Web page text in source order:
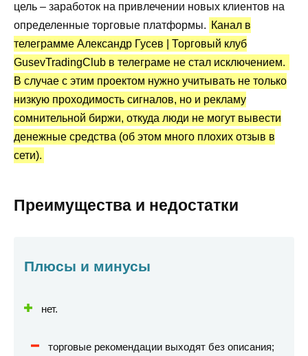
По бесплатным сигналам стоит
торговать?
Стоит ли покупать платный доступ к
сигналам?
Канал Telegram Александр Гусев |
Торговый клуб: статистика и отзывы
Какой можно сделать вывод по обзору?
цель – заработок на привлечении новых клиентов на
определенные торговые платформы. Канал в
телеграмме Александр Гусев | Торговый клуб
GusevTradingClub в телеграме не стал исключением.
В случае с этим проектом нужно учитывать не только
низкую проходимость сигналов, но и рекламу
сомнительной биржи, откуда люди не могут вывести
денежные средства (об этом много плохих отзыв в
сети).
Преимущества и недостатки
Плюсы и минусы
нет.
торговые рекомендации выходят без описания;